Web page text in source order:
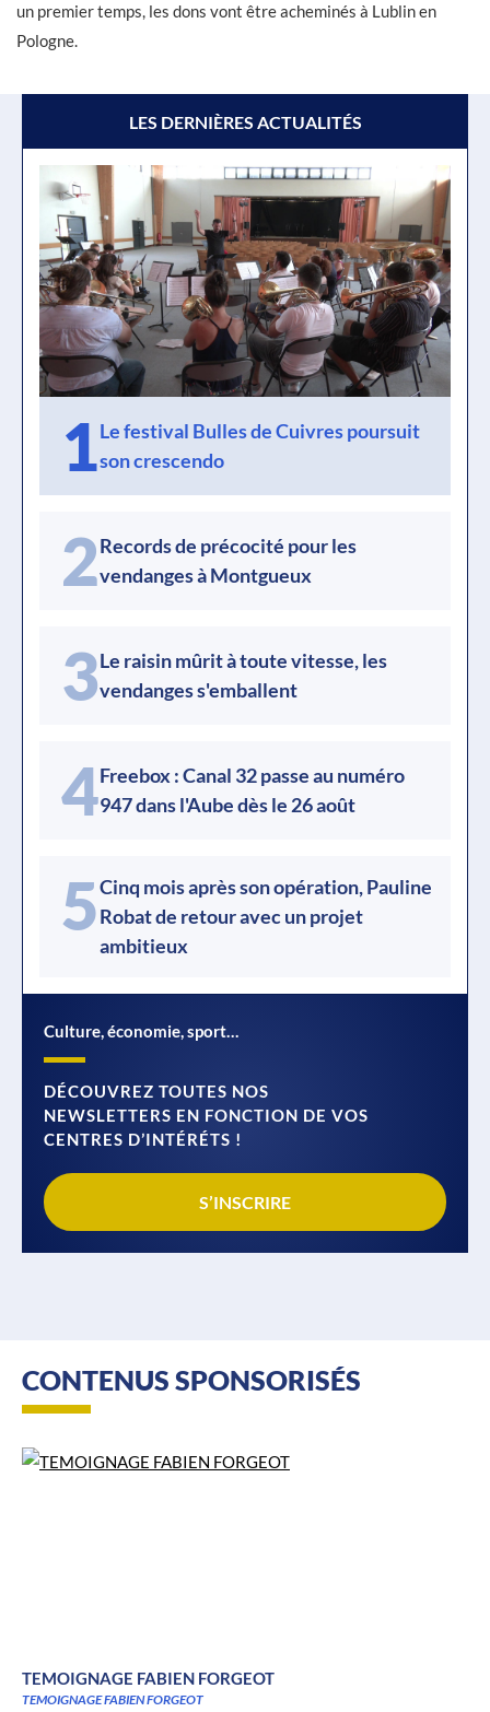
un premier temps, les dons vont être acheminés à Lublin en
Pologne.
LES DERNIÈRES ACTUALITÉS
1Le festival Bulles de Cuivres poursuit
son crescendo
2Records de précocité pour les
vendanges à Montgueux
3Le raisin mûrit à toute vitesse, les
vendanges s'emballent
4Freebox : Canal 32 passe au numéro
947 dans l'Aube dès le 26 août
5Cinq mois après son opération, Pauline
Robat de retour avec un projet
ambitieux
Culture, économie, sport…
DÉCOUVREZ TOUTES NOS
NEWSLETTERS EN FONCTION DE VOS
CENTRES D’INTÉRÉTS !
S’INSCRIRE
CONTENUS SPONSORISÉS
TEMOIGNAGE FABIEN FORGEOT
TEMOIGNAGE FABIEN FORGEOT